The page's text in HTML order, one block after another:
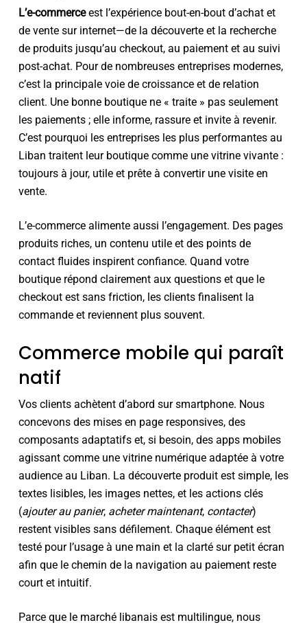
L’e-commerceest l’expérience bout-en-bout d’achat et
de vente sur internet—de la découverte et la recherche
de produits jusqu’au checkout, au paiement et au suivi
post-achat. Pour de nombreuses entreprises modernes,
c’est la principale voie de croissance et de relation
client. Une bonne boutique ne « traite » pas seulement
les paiements ; elle informe, rassure et invite à revenir.
C’est pourquoi les entreprises les plus performantes au
Liban traitent leur boutique comme une vitrine vivante :
toujours à jour, utile et prête à convertir une visite en
vente.
L’e-commerce alimente aussi l’engagement. Des pages
produits riches, un contenu utile et des points de
contact fluides inspirent confiance. Quand votre
boutique répond clairement aux questions et que le
checkout est sans friction, les clients finalisent la
commande et reviennent plus souvent.
Commerce mobile qui paraît
natif
Vos clients achètent d’abord sur smartphone. Nous
concevons des mises en page responsives, des
composants adaptatifs et, si besoin, des apps mobiles
agissant comme une vitrine numérique adaptée à votre
audience au Liban. La découverte produit est simple, les
textes lisibles, les images nettes, et les actions clés
(ajouter au panier, acheter maintenant, contacter)
restent visibles sans défilement. Chaque élément est
testé pour l’usage à une main et la clarté sur petit écran
afin que le chemin de la navigation au paiement reste
court et intuitif.
Parce que le marché libanais est multilingue, nous